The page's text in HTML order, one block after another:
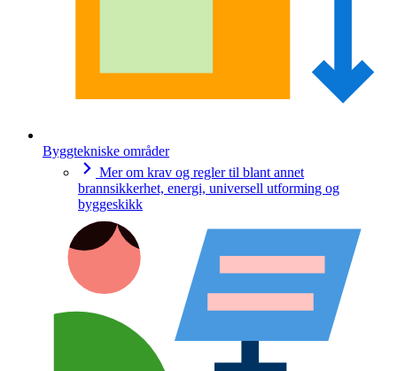
Byggtekniske områder
Mer om krav og regler til blant annet
brannsikkerhet, energi, universell utforming og
byggeskikk